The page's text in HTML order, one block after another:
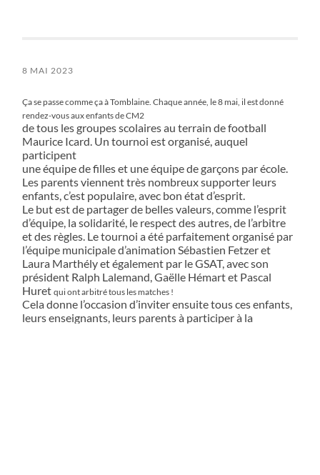
8 MAI 2023
Ça se passe comme ça à Tomblaine. Chaque année, le 8 mai, il est donné
rendez-vous aux enfants de CM2
de tous les groupes scolaires au terrain de football
Maurice Icard. Un tournoi est organisé, auquel
participent
une équipe de filles et une équipe de garçons par école.
Les parents viennent très nombreux supporter leurs
enfants, c’est populaire, avec bon état d’esprit.
Le but est de partager de belles valeurs, comme l’esprit
d’équipe, la solidarité, le respect des autres, de l’arbitre
et des règles. Le tournoi a été parfaitement organisé par
l’équipe municipale d’animation Sébastien Fetzer et
Laura Marthély et également par le GSAT, avec son
président Ralph Lalemand, Gaëlle Hémart et Pascal
Huretqui ont arbitré tous les matches !
Cela donne l’occasion d’inviter ensuite tous ces enfants,
leurs enseignants, leurs parents à participer à la